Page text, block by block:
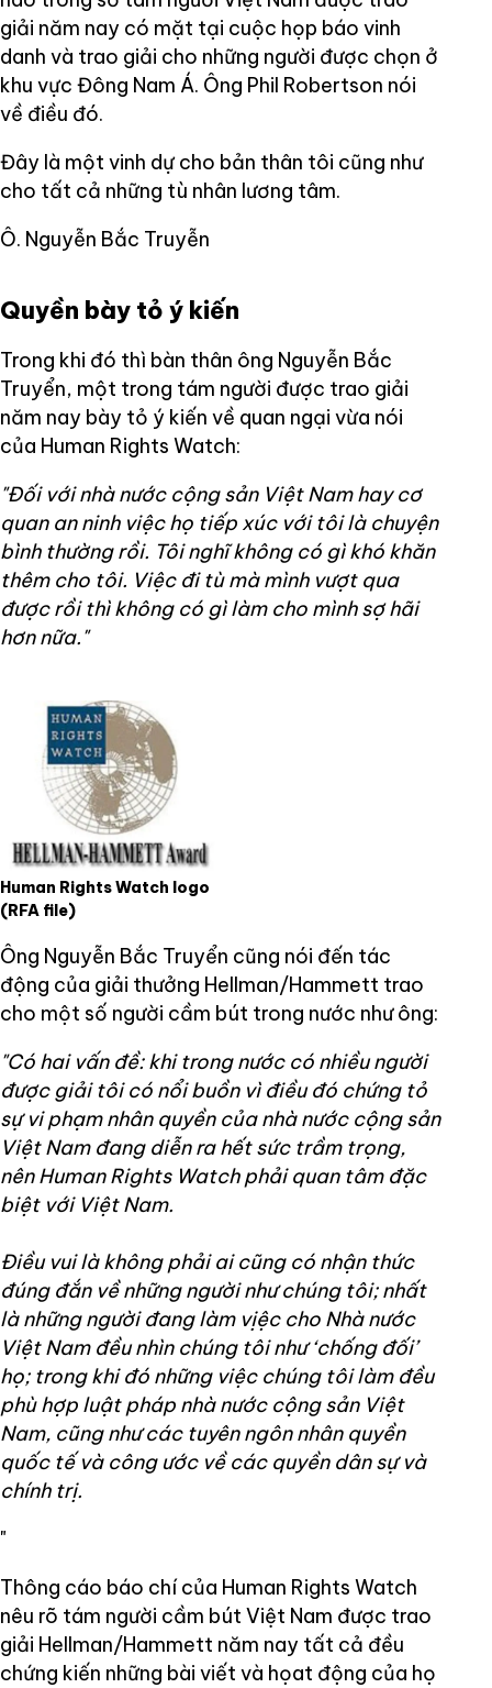
giải năm nay có mặt tại cuộc họp báo vinh
danh và trao giải cho những người được chọn ở
khu vực Đông Nam Á. Ông Phil Robertson nói
về điều đó.
Đây là một vinh dự cho bản thân tôi cũng như
cho tất cả những tù nhân lương tâm.
Ô. Nguyễn Bắc Truyễn
Quyền bày tỏ ý kiến
Trong khi đó thì bàn thân ông Nguyễn Bắc
Truyển, một trong tám người được trao giải
năm nay bày tỏ ý kiến về quan ngại vừa nói
của Human Rights Watch:
"Đối với nhà nước cộng sản Việt Nam hay cơ
quan an ninh việc họ tiếp xúc với tôi là chuyện
bình thường rồi. Tôi nghĩ không có gì khó khăn
thêm cho tôi. Việc đi tù mà mình vượt qua
được rồi thì không có gì làm cho mình sợ hãi
hơn nữa."
Human Rights Watch logo
(RFA file)
Ông Nguyễn Bắc Truyển cũng nói đến tác
động của giải thưởng Hellman/Hammett trao
cho một số người cầm bút trong nước như ông:
"Có hai vấn đề: khi trong nước có nhiều người
được giải tôi có nổi buồn vì điều đó chứng tỏ
sự vi phạm nhân quyền của nhà nước cộng sản
Việt Nam đang diễn ra hết sức trầm trọng,
nên Human Rights Watch phải quan tâm đặc
biệt với Việt Nam.
Điều vui là không phải ai cũng có nhận thức
đúng đắn về những người như chúng tôi; nhất
là những người đang làm vịệc cho Nhà nước
Việt Nam đều nhìn chúng tôi như ‘chống đối’
họ; trong khi đó những việc chúng tôi làm đều
phù hợp luật pháp nhà nước cộng sản Việt
Nam, cũng như các tuyên ngôn nhân quyền
quốc tế và công ước về các quyền dân sự và
chính trị.
"
Thông cáo báo chí của Human Rights Watch
nêu rõ tám người cầm bút Việt Nam được trao
giải Hellman/Hammett năm nay tất cả đều
chứng kiến những bài viết và họat động của họ